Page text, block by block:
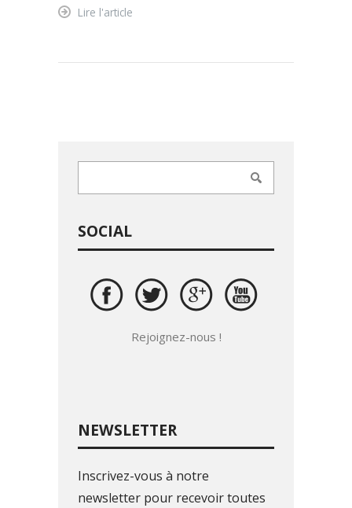
Lire l'article
SOCIAL
Rejoignez-nous !
NEWSLETTER
Inscrivez-vous à notre
newsletter pour recevoir toutes